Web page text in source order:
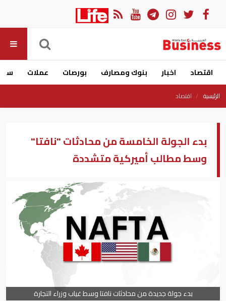
اقتصاد اخبار بنوك ومصارف بورصات عملات
الرئيسية اقتصاد
بدء الجولة الخامسة من محادثات "نافتا"
وسط مطالب أميركية متشددة
بدء جولة جديدة من محادثات نافتا وسط غياب وزراء التجارة